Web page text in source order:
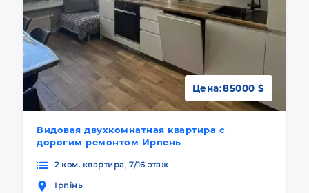
Видовая двухкомнатная квартира с
дорогим ремонтом Ирпень
Цена:85000 $
2 ком. квартира, 7/16 этаж
Ірпінь